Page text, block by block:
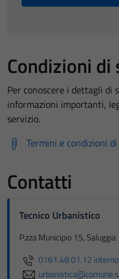
Condizioni
Per conoscere i dettagli di
informazioni importanti,
servizio.
Termini e condizioni
Contatti
Tecnico Urbanistico
P.zza Municipio 15, Saluggia
0161.48.01.12